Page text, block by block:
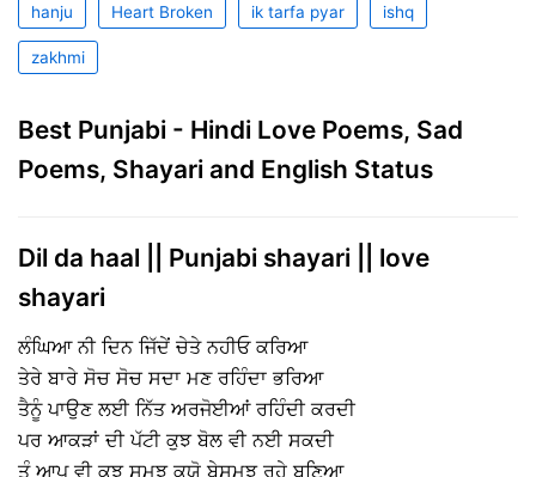
hanju Heart Broken ik tarfa pyar ishq
zakhmi
Best Punjabi - Hindi Love Poems, Sad
Poems, Shayari and English Status
Dil da haal || Punjabi shayari || love
shayari
ਲੰਘਿਆ ਨੀ ਦਿਨ ਜਿੱਦੇਂ ਚੇਤੇ ਨਹੀਓ ਕਰਿਆ
ਤੇਰੇ ਬਾਰੇ ਸੋਚ ਸੋਚ ਸਦਾ ਮਣ ਰਹਿੰਦਾ ਭਰਿਆ
ਤੈਨੂੰ ਪਾਉਣ ਲਈ ਨਿੱਤ ਅਰਜੋਈਆਂ ਰਹਿੰਦੀ ਕਰਦੀ
ਪਰ ਆਕੜਾਂ ਦੀ ਪੱਟੀ ਕੁਝ ਬੋਲ ਵੀ ਨਈ ਸਕਦੀ
ਤੂੰ ਆਪ ਵੀ ਕੁਝ ਸਮਝ ਕਯੋ ਬੇਸਮਝ ਰਹੇ ਬਣਿਆ